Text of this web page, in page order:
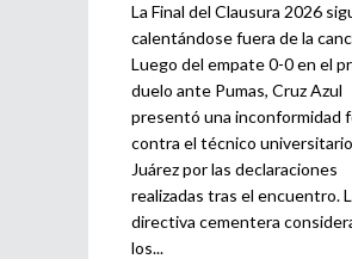
La Final del Clausura 2026
calentándose fuera de la
Luego del empate 0-0 en el
duelo ante Pumas, Cruz Azul
presentó una inconformidad
contra el técnico
Juárez por las declaraciones
realizadas tras el encuentro.
directiva cementera
los